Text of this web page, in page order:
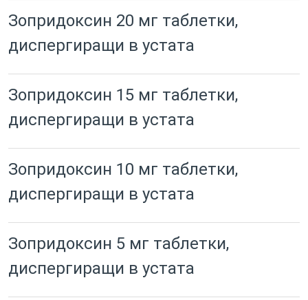
Зопридоксин 20 мг таблетки,
диспергиращи в устата
Зопридоксин 15 мг таблетки,
диспергиращи в устата
Зопридоксин 10 мг таблетки,
диспергиращи в устата
Зопридоксин 5 мг таблетки,
диспергиращи в устата